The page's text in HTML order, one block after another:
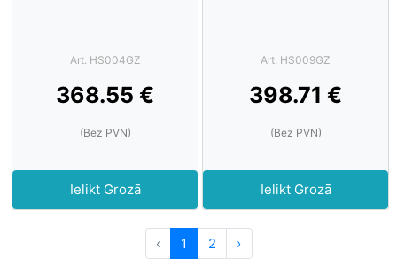
Art. HS004GZ
368.55 €
(Bez PVN)
Ielikt Grozā
Art. HS009GZ
398.71 €
(Bez PVN)
Ielikt Grozā
‹ 1 2 ›